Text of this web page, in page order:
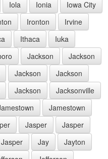
Iola Ionia
Iowa City
Ironton
Irvine
Ithaca
Iuka
Jackson
Jackson
Jackson
Jackson
Jackson
Jacksonville
Jamestown
Jasper
Jasper
Jasper Jay
Jayton